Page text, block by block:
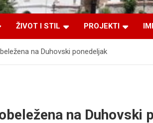
ŽIVOT I STIL PROJEKTI
na Duhovski ponedeljak
na Duhovski